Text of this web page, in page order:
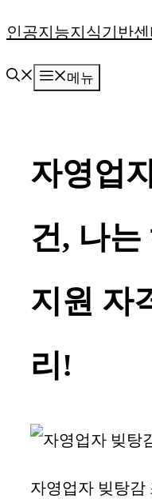
컨
인공지능지식기반센
메뉴
자영업
건, 나는
지원 자
리!
자영업자 빚탕감